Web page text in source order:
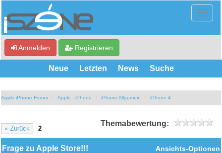
Anmelden Registrieren
Neue Letzten News Suche
Apple iPhone Forum Apple - iPhone iPhone Allgemein iPhone 4
« Zurück 2
Themabewertung:
Ansichts-Optionen
Frage zu Apple Store!!!